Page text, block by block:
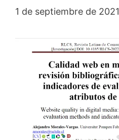
1 de septiembre de 2021